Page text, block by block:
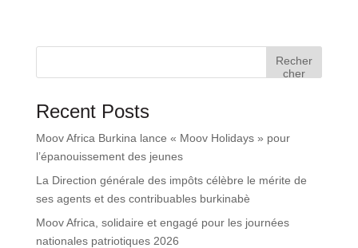
Recher
cher
Recent Posts
Moov Africa Burkina lance « Moov Holidays » pour
l’épanouissement des jeunes
La Direction générale des impôts célèbre le mérite de
ses agents et des contribuables burkinabè
Moov Africa, solidaire et engagé pour les journées
nationales patriotiques 2026